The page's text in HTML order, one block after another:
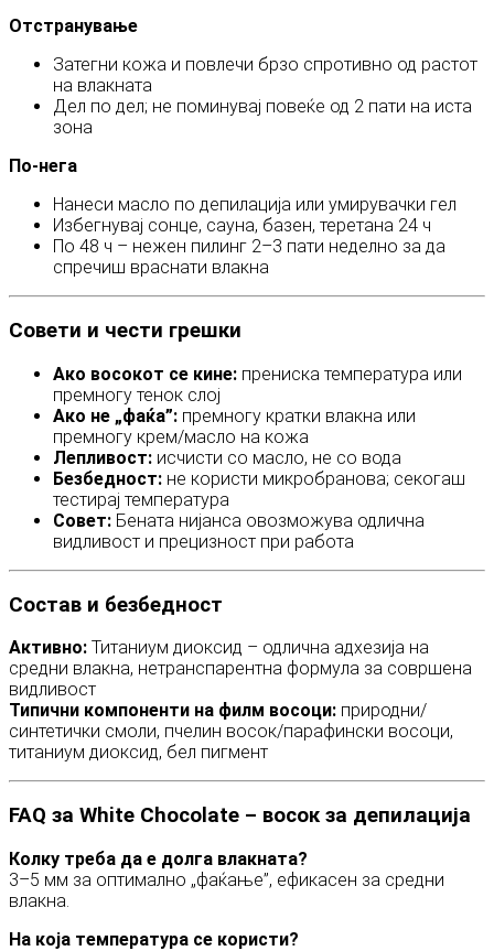
Отстранување
Затегни кожа и повлечи брзо спротивно од растот
на влакната
Дел по дел; не поминувај повеќе од 2 пати на иста
зона
По‑нега
Нанеси масло по депилација или умирувачки гел
Избегнувај сонце, сауна, базен, теретана 24 ч
По 48 ч – нежен пилинг 2–3 пати неделно за да
спречиш враснати влакна
Совети и чести грешки
Ако восокот се кине: прениска температура или
премногу тенок слој
Ако не „фаќа”: премногу кратки влакна или
премногу крем/масло на кожа
Лепливост: исчисти со масло, не со вода
Безбедност: не користи микробранова; секогаш
тестирај температура
Совет: Бената нијанса овозможува одлична
видливост и прецизност при работа
Состав и безбедност
Активно: Титаниум диоксид – одлична адхезија на
средни влакна, нетранспарентна формула за совршена
видливост
Типични компоненти на филм восоци: природни/
синтетички смоли, пчелин восок/парафински восоци,
титаниум диоксид, бел пигмент
FAQ за White Chocolate – восок за депилација
Колку треба да е долга влакната?
3–5 мм за оптимално „фаќање”, ефикасен за средни
влакна.
На која температура се користи?